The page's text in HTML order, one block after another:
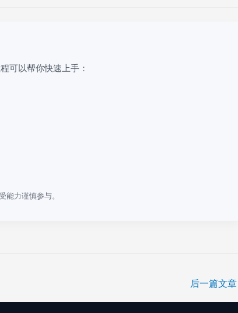
可以帮你快速上手：
能力谨慎参与。
后一篇文章